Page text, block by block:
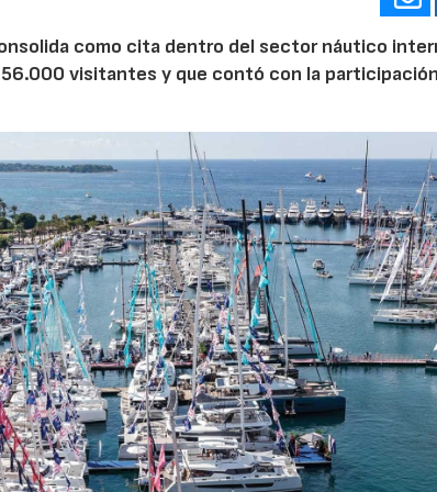
como cita dentro del sector náutico
visitantes y que contó con la